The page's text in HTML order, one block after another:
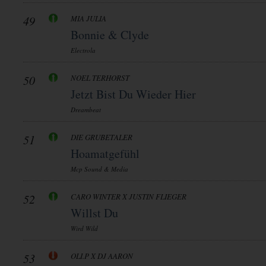
49 MIA JULIA
Bonnie & Clyde
Electrola
50 NOEL TERHORST
Jetzt Bist Du Wieder Hier
Dreambeat
51 DIE GRUBETALER
Hoamatgefühl
Mcp Sound & Media
52 CARO WINTER X JUSTIN FLIEGER
Willst Du
Wird Wild
53 OLI.P X DJ AARON